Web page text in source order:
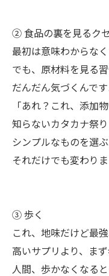
② 食品の裏を見るク
最初は意味わからな
でも、原材料を見る習
だんだん気づくんです
「あれ？これ、添加
知らないカタカナ祭り
シンプルなものを選ぶ
それだけでも変わりま
③ 歩く
これ、地味だけど最強
高いサプリより、まず
人間、歩かなくなると